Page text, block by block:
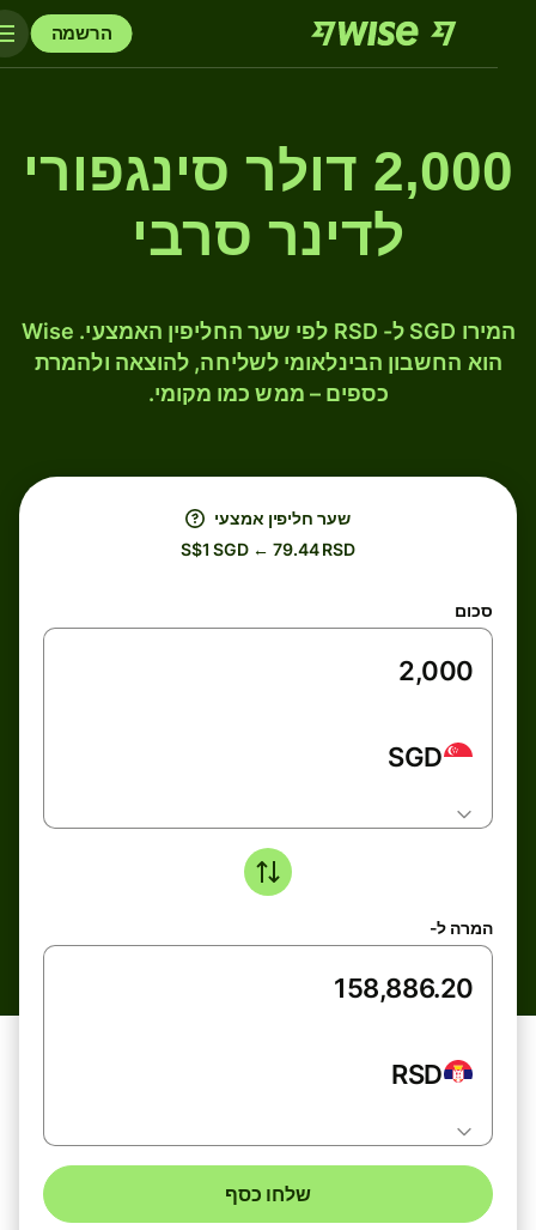
הרשמה
2,000 דולר סינגפורי
לדינר סרבי
המירו SGD ל- RSD לפי שער החליפין האמצעי. Wise
הוא החשבון הבינלאומי לשליחה, להוצאה ולהמרת
כספים – ממש כמו מקומי.
שער חליפין אמצעי
S$1 SGD ← 79.44 RSD
סכום
SGD
המרה ל-
RSD
שלחו כסף